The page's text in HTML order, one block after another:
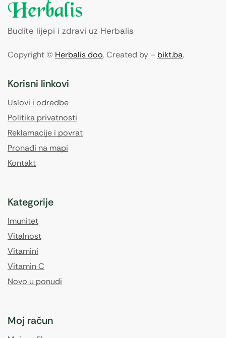
Budite lijepi i zdravi uz Herbalis
Copyright © Herbalis doo. Created by – bikt.ba.
Korisni linkovi
Uslovi i odredbe
Politika privatnosti
Reklamacije i povrat
Pronađi na mapi
Kontakt
Kategorije
Imunitet
Vitalnost
Vitamini
Vitamin C
Novo u ponudi
Moj račun